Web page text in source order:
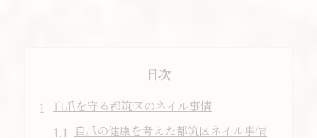
目次
自爪を守る都筑区のネイル事情
自爪の健康を考えた都筑区ネイル事情